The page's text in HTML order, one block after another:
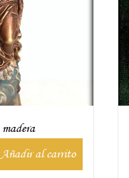
Añadir al carrito